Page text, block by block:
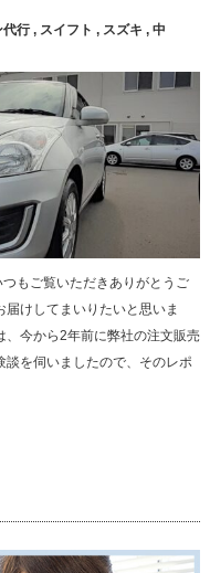
代行, スイフト , スズキ , 中
もご覧いただきありがとうご
けしてまいりたいと思いま
、今から2年前に弊社の注文販売
を伺いましたので、そのレポ